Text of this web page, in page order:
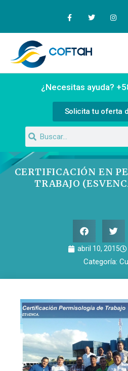
¿Necesitas ayuda?
Solicita tu oferta
CERTIFICACIÓN EN
TRABAJO
abril 10, 2015
Categoría: